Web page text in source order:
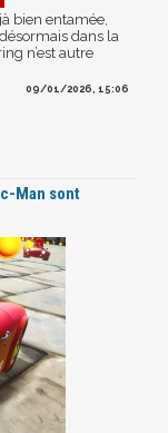
bien entamée,
dans la
n’est autre
09/01/2026, 15:06
Man sont